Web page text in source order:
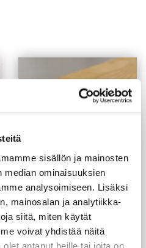
sisällön ja mainosten
median ominaisuuksien
analysoimiseen. Lisäksi
mainosalan ja analytiikka-
siitä, miten käytät
voivat yhdistää näitä
antanut heille tai joita on
Kynnys saarni 92X9/29 mm
lakattu sileä
23,10 11,55